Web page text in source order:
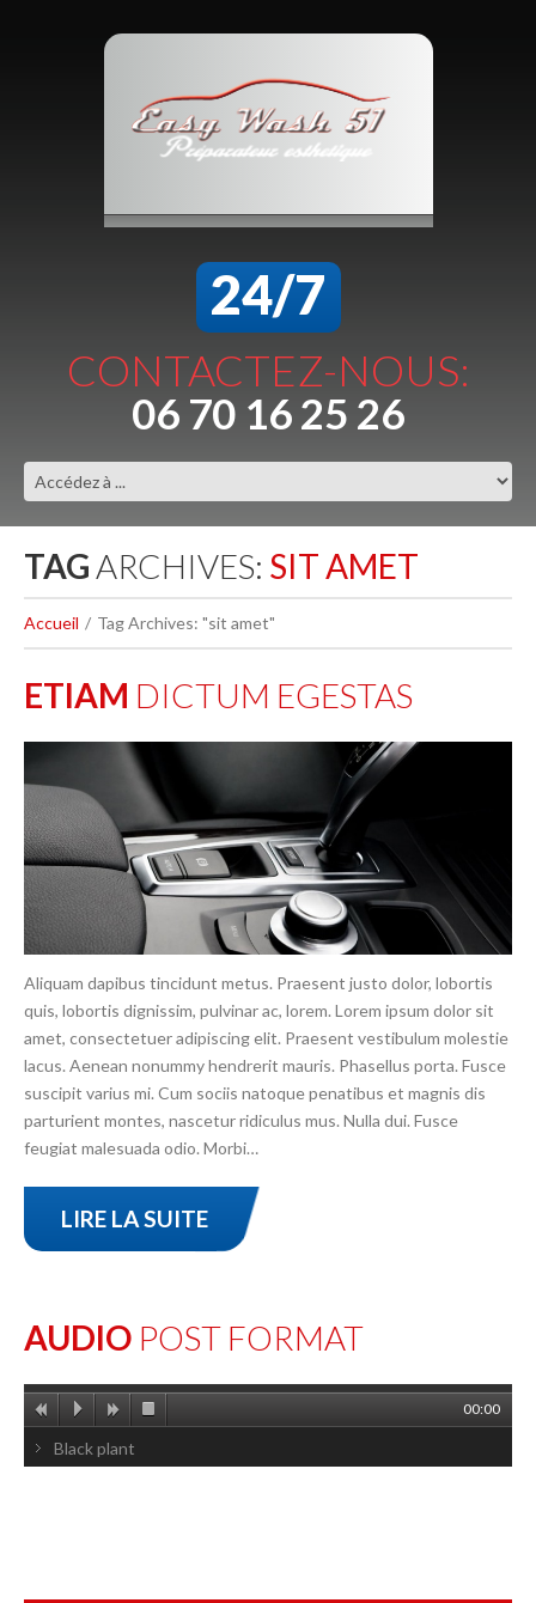
24/7
CONTACTEZ-NOUS:
06 70 16 25 26
TAGARCHIVES: SIT AMET
Accueil Tag Archives: "sit amet"
ETIAM DICTUM EGESTAS
Aliquam dapibus tincidunt metus. Praesent justo dolor, lobortis
quis, lobortis dignissim, pulvinar ac, lorem. Lorem ipsum dolor sit
amet, consectetuer adipiscing elit. Praesent vestibulum molestie
lacus. Aenean nonummy hendrerit mauris. Phasellus porta. Fusce
suscipit varius mi. Cum sociis natoque penatibus et magnis dis
parturient montes, nascetur ridiculus mus. Nulla dui. Fusce
feugiat malesuada odio. Morbi…
LIRE LA SUITE
AUDIO POST FORMAT
00:00
Black plant